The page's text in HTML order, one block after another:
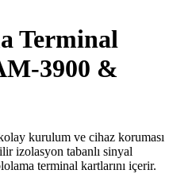
Terminal
3900 &
kurulum ve cihaz koruması
izolasyon tabanlı sinyal
terminal kartlarını içerir.